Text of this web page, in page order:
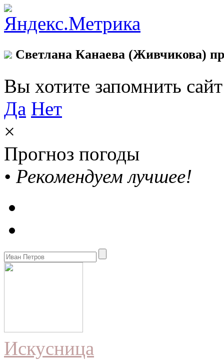
Светлана Канаева (Живчикова)
Вы хотите запомнить
Да Нет
×
Прогноз погоды
• Рекомендуем лучшее!
Искусница